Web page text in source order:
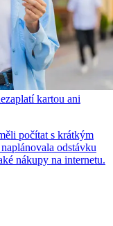
kartou ani
počítat s krátkým
odstávku
nákupy na internetu.